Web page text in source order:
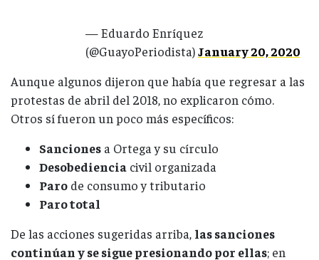
— Eduardo Enríquez
(@GuayoPeriodista)January 20, 2020
Aunque algunos dijeron que había que regresar a las
protestas de abril del 2018, no explicaron cómo.
Otros sí fueron un poco más específicos:
Sanciones a Ortega y su círculo
Desobediencia civil organizada
Paro de consumo y tributario
Paro total
De las acciones sugeridas arriba, las sanciones
continúan y se sigue presionando por ellas; en